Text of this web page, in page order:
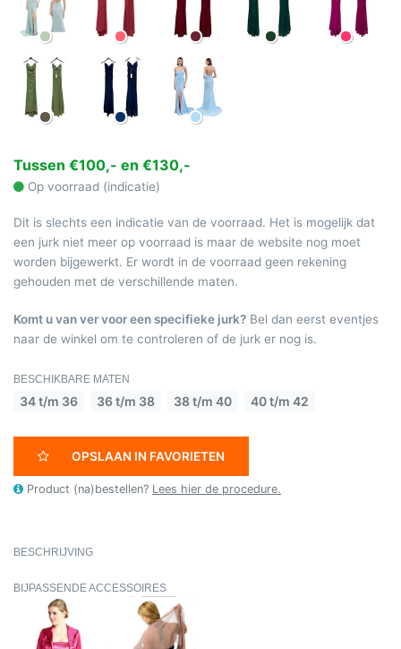
Tussen €100,- en €130,-
Op voorraad (indicatie)
Dit is slechts een indicatie van de voorraad. Het is mogelijk dat
een jurk niet meer op voorraad is maar de website nog moet
worden bijgewerkt. Er wordt in de voorraad geen rekening
gehouden met de verschillende maten.
Komt u van ver voor een specifieke jurk? Bel dan eerst eventjes
naar de winkel om te controleren of de jurk er nog is.
BESCHIKBARE MATEN
34 t/m 36 36 t/m 38 38 t/m 40 40 t/m 42
OPSLAAN IN FAVORIETEN
Product (na)bestellen? Lees hier de procedure.
BESCHRIJVING
BIJPASSENDE ACCESSOIRES